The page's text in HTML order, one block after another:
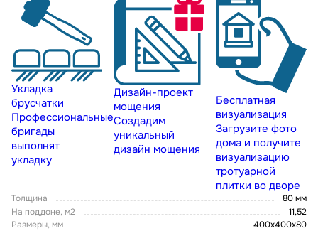
Укладка
брусчатки
Профессиональные
бригады
выполнят
укладку
Дизайн-проект
мощения
Создадим
уникальный
дизайн мощения
Бесплатная
визуализация
Загрузите фото
дома и получите
визуализацию
тротуарной
плитки во дворе
Толщина
80 мм
На поддоне, м2
11,52
Размеры, мм
400х400х80